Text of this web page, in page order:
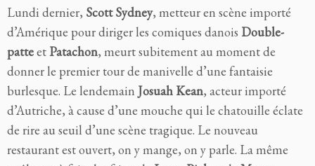
Lundi dernier, Scott Sydney, metteur en scène importé
d’Amérique pour diriger les comiques danois Double-
patteet Patachon, meurt subitement au moment de
donner le premier tour de manivelle d’une fantaisie
burlesque. Le lendemain Josuah Kean, acteur importé
d’Autriche, à cause d’une mouche qui le chatouille éclate
de rire au seuil d’une scène tragique. Le nouveau
restaurant est ouvert, on y mange, on y parle. La même